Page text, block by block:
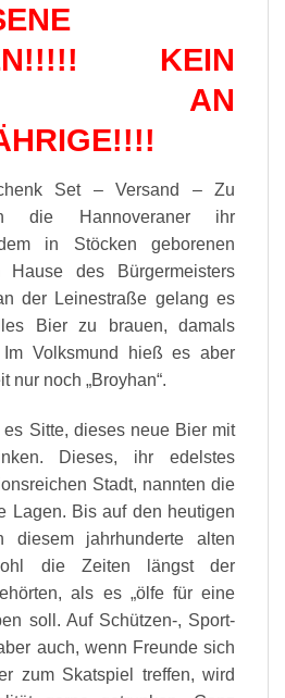
KEIN
AN
Set – Versand – Zu
die Hannoveraner ihr
dem in Stöcken geborenen
des Bürgermeisters
der Leinestraße gelang es
Bier zu brauen, damals
Volksmund hieß es aber
nur noch „Broyhan“.
Sitte, dieses neue Bier mit
Dieses, ihr edelstes
Stadt, nannten die
Lagen. Bis auf den heutigen
jahrhunderte alten
die Zeiten längst der
als es „ölfe für eine
soll. Auf Schützen-, Sport-
auch, wenn Freunde sich
zum Skatspiel treffen, wird